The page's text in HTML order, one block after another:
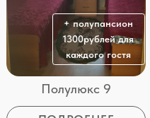
Стандарт